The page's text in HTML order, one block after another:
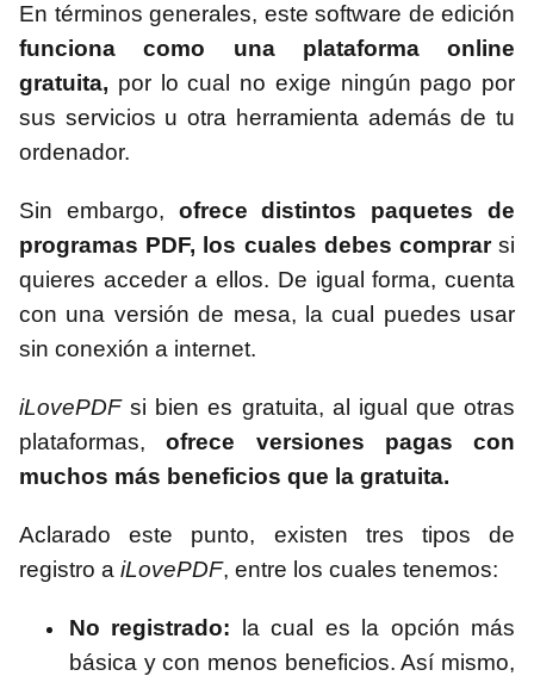
En términos generales, este software de edición
funciona como una plataforma online
gratuita, por lo cual no exige ningún pago por
sus servicios u otra herramienta además de tu
ordenador.
Sin embargo, ofrece distintos paquetes de
programas PDF, los cuales debes comprarsi
quieres acceder a ellos. De igual forma, cuenta
con una versión de mesa, la cual puedes usar
sin conexión a internet.
iLovePDFsi bien es gratuita, al igual que otras
plataformas,ofrece versiones pagas con
muchos más beneficios que la gratuita.
Aclarado este punto, existen tres tipos de
registro a iLovePDF, entre los cuales tenemos:
No registrado: la cual es la opción más
básica y con menos beneficios. Así mismo,